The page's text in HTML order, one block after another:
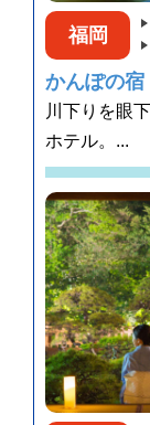
福岡
かんぽの
川下りを眼
ホテル。...